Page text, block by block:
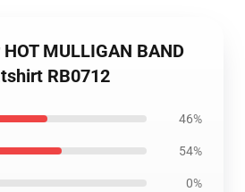
MULLIGAN BAND
RB0712
46%
54%
0%